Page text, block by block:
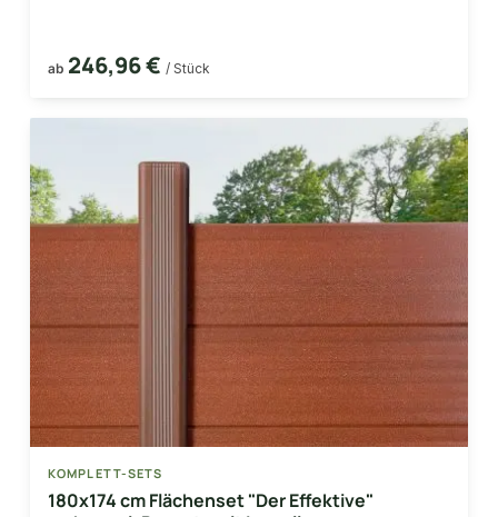
ab 246,96 € / Stück
KOMPLETT-SETS
180x174 cm Flächenset "Der Effektive"